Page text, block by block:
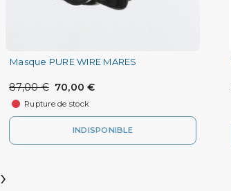
Masque PURE WIRE MARES
87,00 € 70,00 €
Rupture de stock
INDISPONIBLE
›